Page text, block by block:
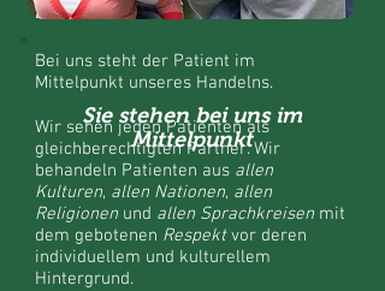
Sie stehen bei uns im
Mittelpunkt
Bei uns steht der Patient im
Mittelpunkt unseres Handelns.
Wir sehen jeden Patienten als
gleichberechtigten Partner. Wir
behandeln Patienten aus allen
Kulturen, allen Nationen, allen
Religionen und allen Sprachkreisen mit
dem gebotenen Respektvor deren
individuellem und kulturellem
Hintergrund.